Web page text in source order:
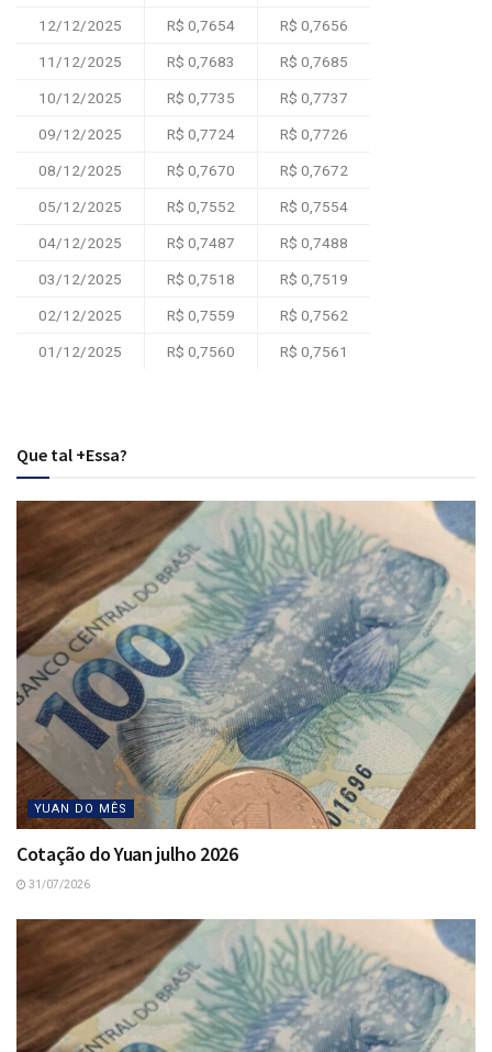
12/12/2025 R$ 0,7654 R$ 0,7656
11/12/2025 R$ 0,7683 R$ 0,7685
10/12/2025 R$ 0,7735 R$ 0,7737
09/12/2025 R$ 0,7724 R$ 0,7726
08/12/2025 R$ 0,7670 R$ 0,7672
05/12/2025 R$ 0,7552 R$ 0,7554
04/12/2025 R$ 0,7487 R$ 0,7488
03/12/2025 R$ 0,7518 R$ 0,7519
02/12/2025 R$ 0,7559 R$ 0,7562
01/12/2025 R$ 0,7560 R$ 0,7561
Que tal +Essa?
YUAN DO MÊS
Cotação do Yuan julho 2026
31/07/2026